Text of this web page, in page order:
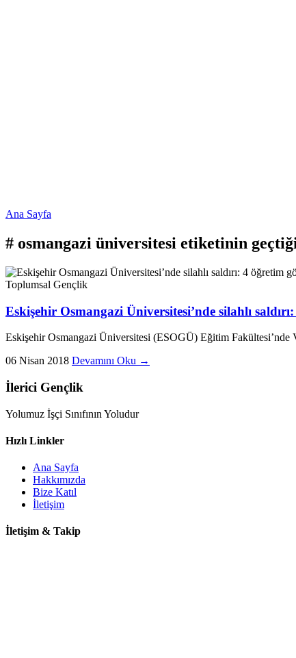
Ana Sayfa
# osmangazi üniversitesi etiketinin
Toplumsal Gençlik
Eskişehir Osmangazi Üniversitesi’nde silahlı
Eskişehir Osmangazi Üniversitesi (ESOGÜ) Eğitim Fakültesi’nde
06 Nisan 2018 Devamını Oku →
İlerici Gençlik
Yolumuz İşçi Sınıfının Yoludur
Hızlı Linkler
Ana Sayfa
Hakkımızda
Bize Katıl
İletişim
İletişim & Takip